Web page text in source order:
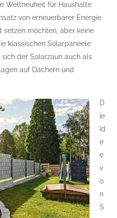
Weltneuheit für Haushalte
von erneuerbarer Energie
setzen möchten, aber keine
klassischen Solarpaneele
der Solarzaun auch als
auf Dächern und
D
ie
Id
e
e
v
o
n
S